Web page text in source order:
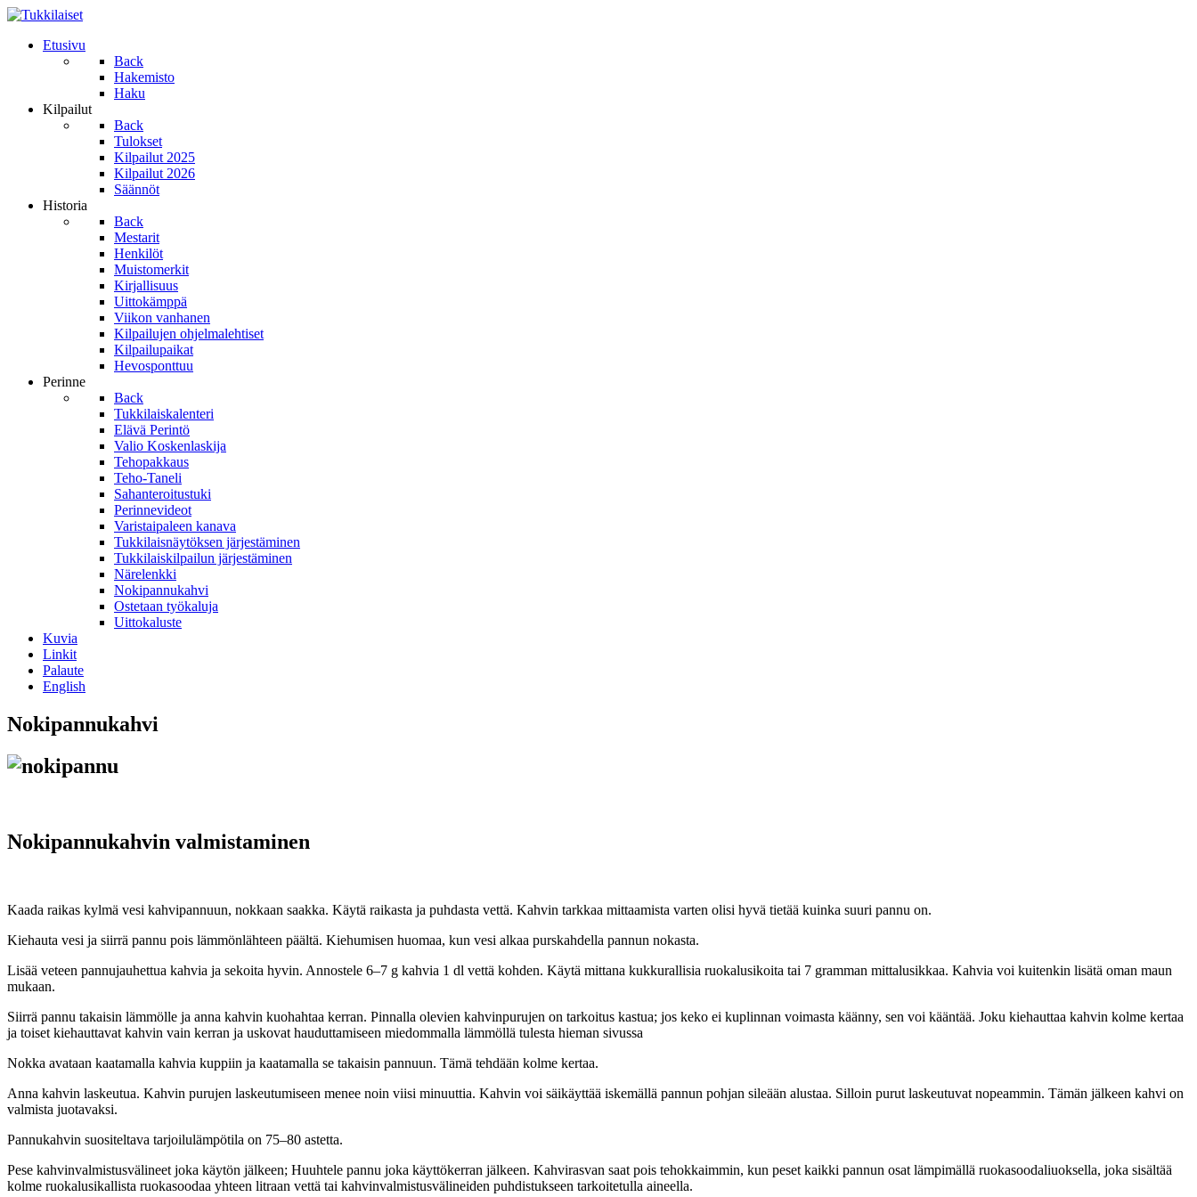
Etusivu
Back
Hakemisto
Haku
Kilpailut
Back
Tulokset
Kilpailut 2025
Kilpailut 2026
Säännöt
Historia
Back
Mestarit
Henkilöt
Muistomerkit
Kirjallisuus
Uittokämppä
Viikon vanhanen
Kilpailujen ohjelmalehtiset
Kilpailupaikat
Hevosponttuu
Perinne
Back
Tukkilaiskalenteri
Elävä Perintö
Valio Koskenlaskija
Tehopakkaus
Teho-Taneli
Sahanteroitustuki
Perinnevideot
Varistaipaleen kanava
Tukkilaisnäytöksen järjestäminen
Tukkilaiskilpailun järjestäminen
Närelenkki
Nokipannukahvi
Ostetaan työkaluja
Uittokaluste
Kuvia
Linkit
Palaute
English
Nokipannukahvi
Nokipannukahvin valmistaminen
Kaada raikas kylmä vesi kahvipannuun, nokkaan saakka. Käytä raikasta ja puhdasta vettä. Kahvin tarkkaa mittaamista varten olisi hyvä tietää kuinka suuri pannu on.
Kiehauta vesi ja siirrä pannu pois lämmönlähteen päältä. Kiehumisen huomaa, kun vesi alkaa purskahdella pannun nokasta.
Lisää veteen pannujauhettua kahvia ja sekoita hyvin. Annostele 6–7 g kahvia 1 dl vettä kohden. Käytä mittana kukkurallisia ruokalusikoita tai 7 gramman mittalusikkaa. Kahvia voi kuitenkin lisätä oman maun
mukaan.
Siirrä pannu takaisin lämmölle ja anna kahvin kuohahtaa kerran. Pinnalla olevien kahvinpurujen on tarkoitus kastua; jos keko ei kuplinnan voimasta käänny, sen voi kääntää. Joku kiehauttaa kahvin kolme kertaa
ja toiset kiehauttavat kahvin vain kerran ja uskovat hauduttamiseen miedommalla lämmöllä tulesta hieman sivussa
Nokka avataan kaatamalla kahvia kuppiin ja kaatamalla se takaisin pannuun. Tämä tehdään kolme kertaa.
Anna kahvin laskeutua. Kahvin purujen laskeutumiseen menee noin viisi minuuttia. Kahvin voi säikäyttää iskemällä pannun pohjan sileään alustaa. Silloin purut laskeutuvat nopeammin. Tämän jälkeen kahvi on
valmista juotavaksi.
Pannukahvin suositeltava tarjoilulämpötila on 75–80 astetta.
Pese kahvinvalmistusvälineet joka käytön jälkeen; Huuhtele pannu joka käyttökerran jälkeen. Kahvirasvan saat pois tehokkaimmin, kun peset kaikki pannun osat lämpimällä ruokasoodaliuoksella, joka sisältää
kolme ruokalusikallista ruokasoodaa yhteen litraan vettä tai kahvinvalmistusvälineiden puhdistukseen tarkoitetulla aineella.